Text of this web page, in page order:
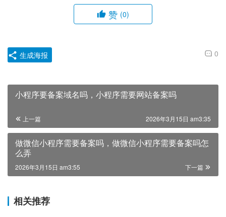
赞 (0)
0
生成海报
小程序要备案域名吗，小程序需要网站备案吗
上一篇 2026年3月15日 am3:35
做微信小程序需要备案吗，做微信小程序需要备案吗怎
么弄
下一篇
2026年3月15日 am3:55
相关推荐